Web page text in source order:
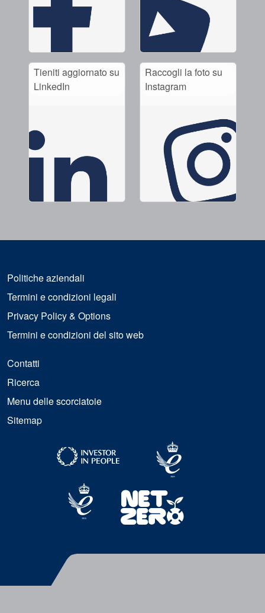
Tieniti aggiornato su
LinkedIn
Raccogli la foto su
Instagram
Politiche aziendali
Termini e condizioni legali
Privacy Policy & Options
Termini e condizioni del sito web
Contatti
Ricerca
Menu delle scorciatoie
Sitemap